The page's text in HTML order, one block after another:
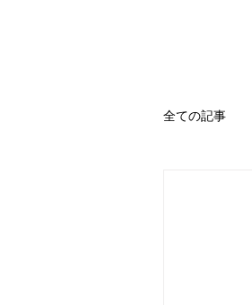
全ての記事